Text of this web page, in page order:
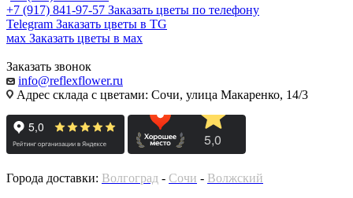
+7 (917) 841-97-57 Заказать цветы по телефону
Telegram Заказать цветы в TG
мах Заказать цветы в мах
Заказать звонок
info@reflexflower.ru
Адрес склада с цветами: Сочи, улица Макаренко, 14/3
Города доставки: Волгоград - Сочи - Волжский